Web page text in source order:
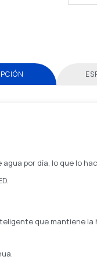
por día, lo que lo
que mantiene